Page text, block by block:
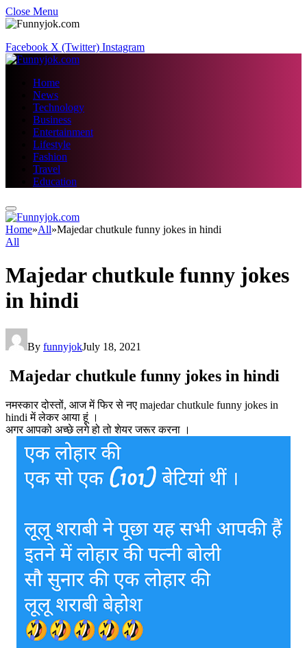
Close Menu
Facebook X (Twitter) Instagram
Home
News
Technology
Business
Entertainment
Lifestyle
Fashion
Travel
Education
Home»All»Majedar chutkule funny jokes in hindi
All
Majedar chutkule funny jokes
in hindi
By funnyjokJuly 18, 2021
Majedar chutkule funny jokes in hindi
नमस्कार दोस्तों, आज में फिर से नए majedar chutkule funny jokes in
hindi में लेकर आया हूं ।
अगर आपको अच्छे लगे हो तो शेयर जरूर करना ।